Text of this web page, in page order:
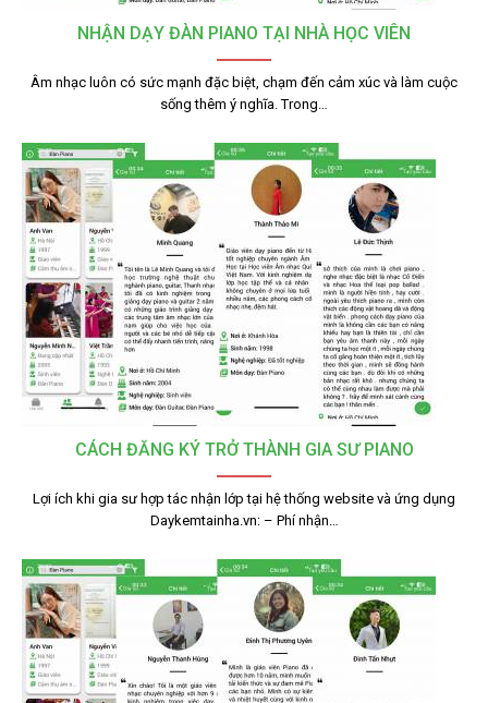
NHẬN DẠY ĐÀN PIANO TẠI NHÀ HỌC VIÊN
Âm nhạc luôn có sức mạnh đặc biệt, chạm đến cảm xúc và làm cuộc
sống thêm ý nghĩa. Trong…
CÁCH ĐĂNG KÝ TRỞ THÀNH GIA SƯ PIANO
Lợi ích khi gia sư hợp tác nhận lớp tại hệ thống website và ứng dụng
Daykemtainha.vn: – Phí nhận…